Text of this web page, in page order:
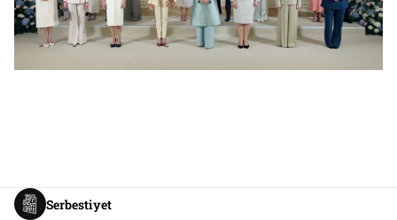
Serbestiyet